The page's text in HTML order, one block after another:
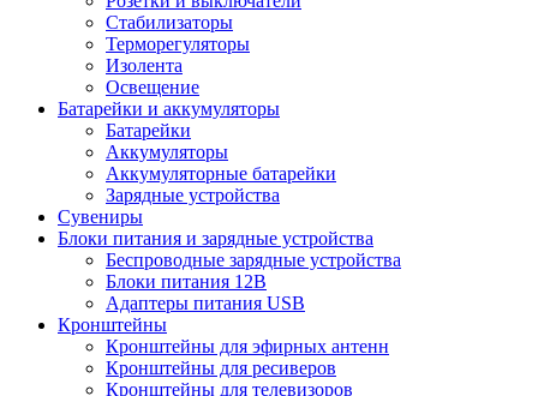
Стабилизаторы
Терморегуляторы
Изолента
Освещение
Батарейки и аккумуляторы
Батарейки
Аккумуляторы
Аккумуляторные батарейки
Зарядные устройства
Сувениры
Блоки питания и зарядные устройства
Беспроводные зарядные устройства
Блоки питания 12В
Адаптеры питания USB
Кронштейны
Кронштейны для эфирных антенн
Кронштейны для ресиверов
Кронштейны для телевизоров